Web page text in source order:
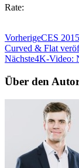
Rate:
VorherigeCES
Curved & Flat
Nächste4K-Video:
Über den